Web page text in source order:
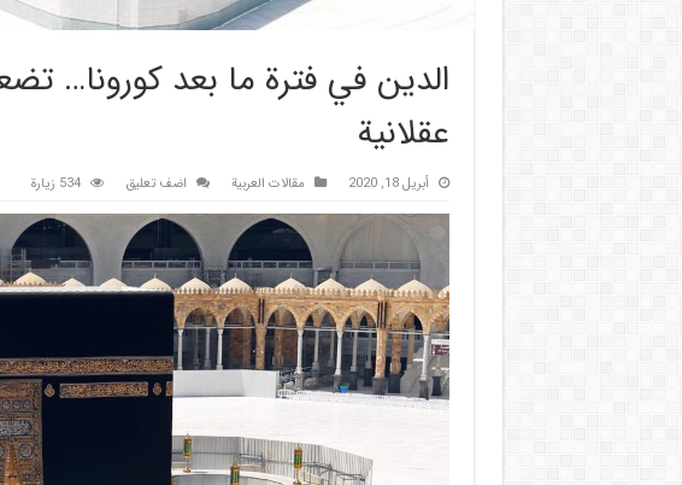
الدين في فترة ما بعد كورونا…
عقلانية
أبريل 18, 2020 مقالات العربیة اضف تعليق 534 زيارة